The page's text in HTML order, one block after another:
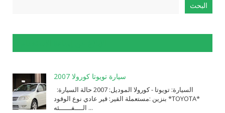
سيارة تويوتا كورولا 2007
⁨مستعملة⁩ القير: ⁨قير عادي⁩ نوع الوقود: ⁨بنزين⁩ *TOYOTA*
الــــفــــــئه ...